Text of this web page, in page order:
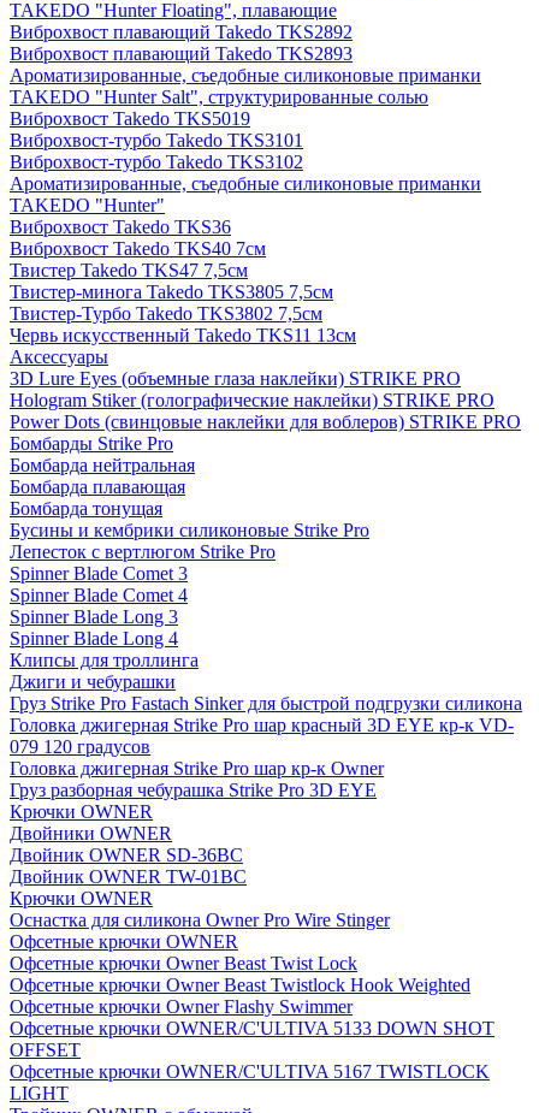
TAKEDO "Hunter Floating", плавающие
Виброхвост плавающий Takedo TKS2892
Виброхвост плавающий Takedo TKS2893
Ароматизированные, съедобные силиконовые приманки
TAKEDO "Hunter Salt", структурированные солью
Виброхвост Takedo TKS5019
Виброхвост-турбо Takedo TKS3101
Виброхвост-турбо Takedo TKS3102
Ароматизированные, съедобные силиконовые приманки
TAKEDO "Hunter"
Виброхвост Takedo TKS36
Виброхвост Takedo TKS40 7см
Твистер Takedo TKS47 7,5см
Твистер-минога Takedo TKS3805 7,5см
Твистер-Турбо Takedo TKS3802 7,5см
Червь искусственный Takedo TKS11 13см
Аксессуары
3D Lure Eyes (объемные глаза наклейки) STRIKE PRO
Hologram Stiker (голографические наклейки) STRIKE PRO
Power Dots (свинцовые наклейки для воблеров) STRIKE PRO
Бомбарды Strike Pro
Бомбарда нейтральная
Бомбарда плавающая
Бомбарда тонущая
Бусины и кембрики силиконовые Strike Pro
Лепесток с вертлюгом Strike Pro
Spinner Blade Comet 3
Spinner Blade Comet 4
Spinner Blade Long 3
Spinner Blade Long 4
Клипсы для троллинга
Джиги и чебурашки
Груз Strike Pro Fastach Sinker для быстрой подгрузки силикона
Головка джигерная Strike Pro шар красный 3D EYE кр-к VD-
079 120 градусов
Головка джигерная Strike Pro шар кр-к Owner
Груз разборная чебурашка Strike Pro 3D EYE
Крючки OWNER
Двойники OWNER
Двойник OWNER SD-36BC
Двойник OWNER TW-01BC
Крючки OWNER
Оснастка для силикона Owner Pro Wire Stinger
Офсетные крючки OWNER
Офсетные крючки Owner Beast Twist Lock
Офсетные крючки Owner Beast Twistlock Hook Weighted
Офсетные крючки Owner Flashy Swimmer
Офсетные крючки OWNER/C'ULTIVA 5133 DOWN SHOT
OFFSET
Офсетные крючки OWNER/C'ULTIVA 5167 TWISTLOCK
LIGHT